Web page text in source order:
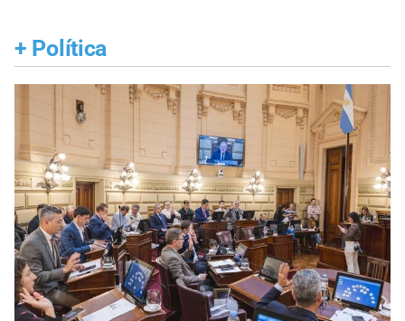
+ Política